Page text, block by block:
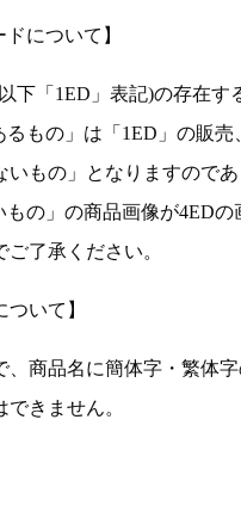
について】
下「1ED」表記)の存在
るもの」は「1ED」の販
いもの」となりますので
もの」の商品画像が4ED
了承ください。
ついて】
、商品名に簡体字・繁体
きません。